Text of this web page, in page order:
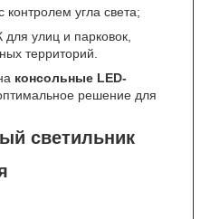
контролем угла света;
улиц и парковок,
территорий.
консольные LED-
решение для
светильник